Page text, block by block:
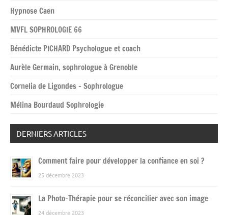
Hypnose Caen
MVFL SOPHROLOGIE 66
Bénédicte PICHARD Psychologue et coach
Aurèle Germain, sophrologue à Grenoble
Cornelia de Ligondes – Sophrologue
Mélina Bourdaud Sophrologie
DERNIERS ARTICLES
Comment faire pour développer la confiance en soi ?
25 décembre 2023
La Photo-Thérapie pour se réconcilier avec son image
24 décembre 2023